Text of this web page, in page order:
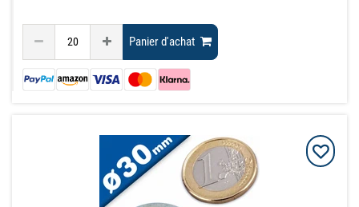
Panier d'achat